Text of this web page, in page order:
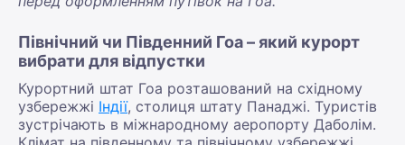
Північний чи Південний Гоа – який курорт
вибрати для відпустки
Курортний штат Гоа розташований на східному
узбережжі Індії, столиця штату Панаджі. Туристів
зустрічають в міжнародному аеропорту Даболім.